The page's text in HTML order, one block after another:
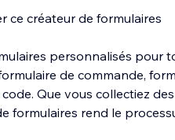
ce créateur de formulaires
personnalisés pour
de commande,
Que vous collectiez
formulaires rend le